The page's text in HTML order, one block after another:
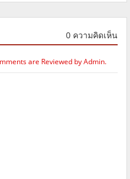
0 ความคิดเห็น
are Reviewed by Admin.